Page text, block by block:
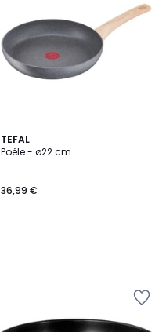
TEFAL
Poêle - ø22 cm
36,99 €